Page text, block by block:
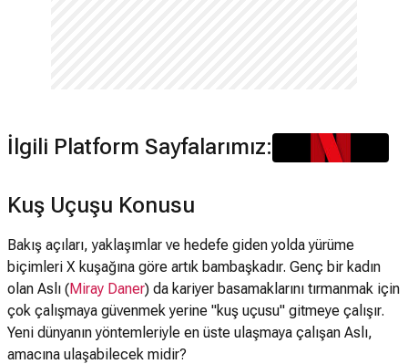
İlgili Platform Sayfalarımız:
Kuş Uçuşu Konusu
Bakış açıları, yaklaşımlar ve hedefe giden yolda yürüme
biçimleri X kuşağına göre artık bambaşkadır. Genç bir kadın
olan Aslı (Miray Daner) da kariyer basamaklarını tırmanmak için
çok çalışmaya güvenmek yerine "kuş uçusu" gitmeye çalışır.
Yeni dünyanın yöntemleriyle en üste ulaşmaya çalışan Aslı,
amacına ulaşabilecek midir?